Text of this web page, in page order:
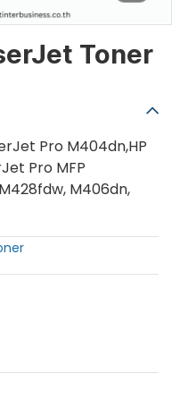
Toner
Pro M404dn,HP
Pro MFP
M406dn,